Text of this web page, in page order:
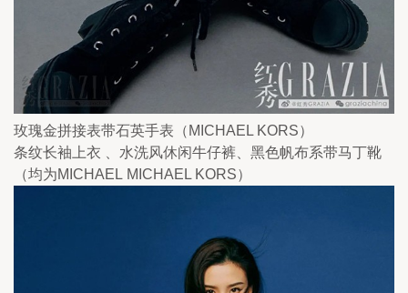
玫瑰金拼接表带石英手表（MICHAEL KORS）
条纹长袖上衣 、水洗风休闲牛仔裤、黑色帆布系带马丁靴
（均为MICHAEL MICHAEL KORS）